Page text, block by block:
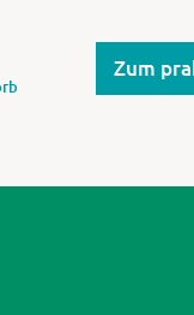
Zum